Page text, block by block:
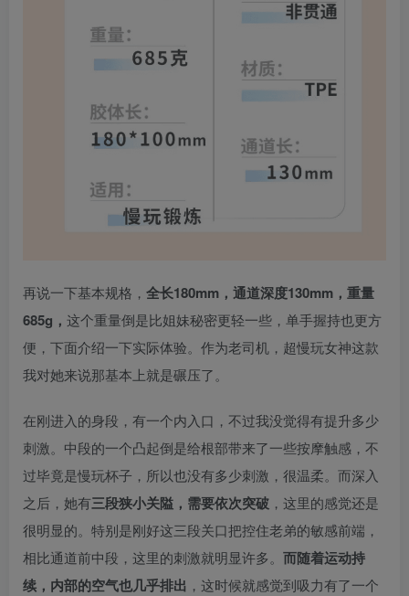
再说一下基本规格， 全长180mm，通道深度130mm，重量
685g， 这个重量倒是比姐妹秘密更轻一些，单手握持也更方
便，下面介绍一下实际体验。作为老司机，超慢玩女神这款
我对她来说那基本上就是碾压了。
在刚进入的身段，有一个内入口，不过我没觉得有提升多少
刺激。中段的一个凸起倒是给根部带来了一些按摩触感，不
过毕竟是慢玩杯子，所以也没有多少刺激，很温柔。而深入
之后，她有三段狭小关隘，需要依次突破 ，这里的感觉还是
很明显的。特别是刚好这三段关口把控住老弟的敏感前端，
相比通道前中段，这里的刺激就明显许多。 而随着运动持
续，内部的空气也几乎排出 ，这时候就感觉到吸力有了一个